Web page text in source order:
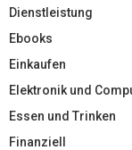
Dienstleistung
Ebooks
Einkaufen
Elektronik und
Essen und Trinken
Finanziell